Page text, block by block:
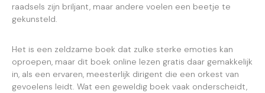
raadsels zijn briljant, maar andere voelen een beetje te
gekunsteld.
Het is een zeldzame boek dat zulke sterke emoties kan
oproepen, maar dit boek online lezen gratis daar gemakkelijk
in, als een ervaren, meesterlijk dirigent die een orkest van
gevoelens leidt. Wat een geweldig boek vaak onderscheidt,